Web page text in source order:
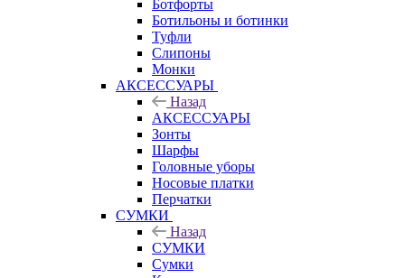
Ботфорты
Ботильоны и ботинки
Туфли
Слипоны
Монки
АКСЕССУАРЫ
Назад
АКСЕССУАРЫ
Зонты
Шарфы
Головные уборы
Носовые платки
Перчатки
СУМКИ
Назад
СУМКИ
Сумки